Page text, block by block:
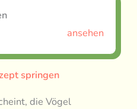
ansehen
springen
die Vögel